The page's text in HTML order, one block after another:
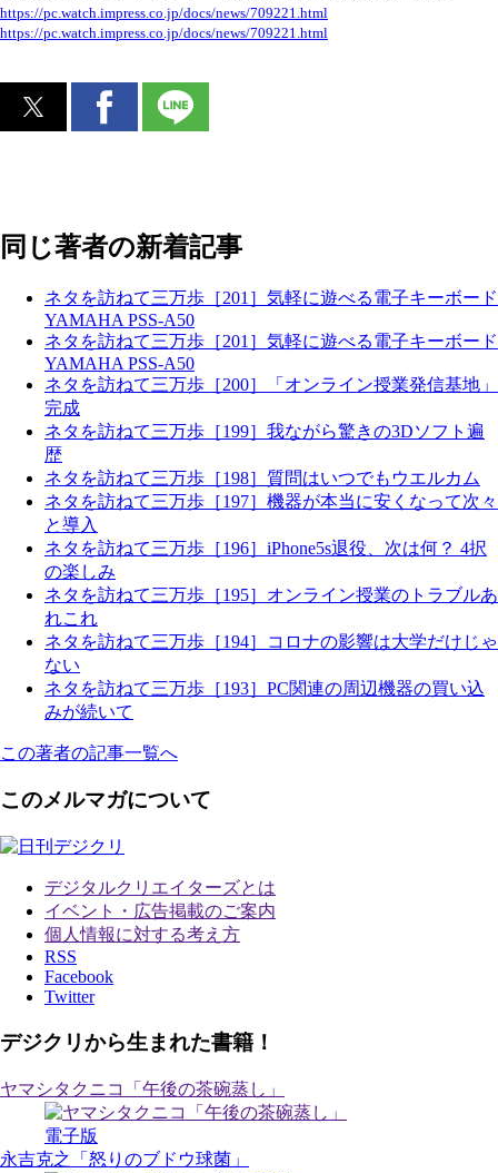
https://pc.watch.impress.co.jp/docs/news/709221.html
https://pc.watch.impress.co.jp/docs/news/709221.html
同じ著者の新着記事
ネタを訪ねて三万歩［201］気軽に遊べる電子キーボード
YAMAHA PSS-A50
ネタを訪ねて三万歩［201］気軽に遊べる電子キーボード
YAMAHA PSS-A50
ネタを訪ねて三万歩［200］「オンライン授業発信基地」
完成
ネタを訪ねて三万歩［199］我ながら驚きの3Dソフト遍
歴
ネタを訪ねて三万歩［198］質問はいつでもウエルカム
ネタを訪ねて三万歩［197］機器が本当に安くなって次々
と導入
ネタを訪ねて三万歩［196］iPhone5s退役、次は何？ 4択
の楽しみ
ネタを訪ねて三万歩［195］オンライン授業のトラブルあ
れこれ
ネタを訪ねて三万歩［194］コロナの影響は大学だけじゃ
ない
ネタを訪ねて三万歩［193］PC関連の周辺機器の買い込
みが続いて
この著者の記事一覧へ
このメルマガについて
デジタルクリエイターズとは
イベント・広告掲載のご案内
個人情報に対する考え方
RSS
Facebook
Twitter
デジクリから生まれた書籍！
ヤマシタクニコ「午後の茶碗蒸し」
電子版
永吉克之「怒りのブドウ球菌」